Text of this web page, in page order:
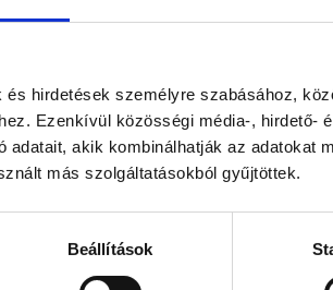
és hirdetések személyre szabásához,
Ezenkívül közösségi média-, hirdető-
adatait, akik kombinálhatják az adatokat
más szolgáltatásokból gyűjtöttek.
Beállítások
EZ IS